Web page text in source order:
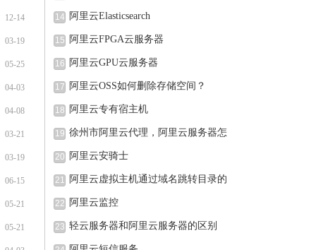
12-14
03-19
05-25
04-03
04-08
03-21
03-19
06-15
05-21
05-21
14 阿里云Elasticsearch
15 阿里云FPGA云服务器
16 阿里云GPU云服务器
17 阿里云OSS如何删除存储空间？
18 阿里云专有宿主机
19 徐州市阿里云代理，阿里云服务器怎
20 阿里云安骑士
21 阿里云虚拟主机通过域名跳转目录的
22 阿里云监控
23 轻云服务器和阿里云服务器的区别